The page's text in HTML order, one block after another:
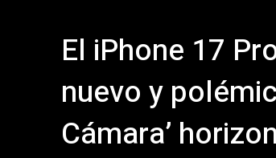
El iPhone 17
nuevo y
Cámara’